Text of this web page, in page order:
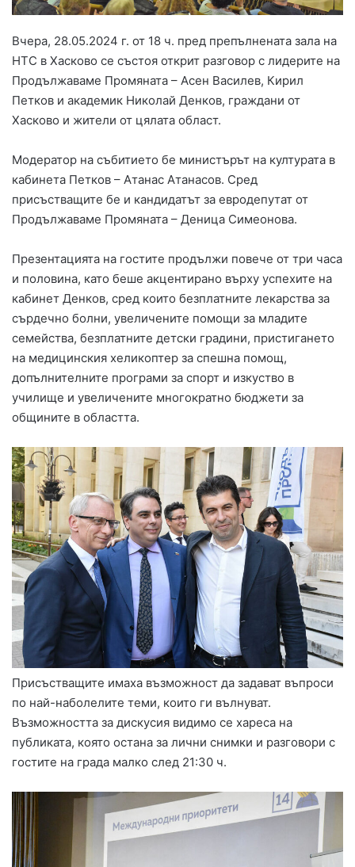
Вчера, 28.05.2024 г. от 18 ч. пред препълнената зала на
НТС в Хасково се състоя открит разговор с лидерите на
Продължаваме Промяната – Асен Василев, Кирил
Петков и академик Николай Денков, граждани от
Хасково и жители от цялата област.
Модератор на събитието бе министърът на културата в
кабинета Петков – Атанас Атанасов. Сред
присъстващите бе и кандидатът за евродепутат от
Продължаваме Промяната – Деница Симеонова.
Презентацията на гостите продължи повече от три часа
и половина, като беше акцентирано върху успехите на
кабинет Денков, сред които безплатните лекарства за
сърдечно болни, увеличените помощи за младите
семейства, безплатните детски градини, пристигането
на медицинския хеликоптер за спешна помощ,
допълнителните програми за спорт и изкуство в
училище и увеличените многократно бюджети за
общините в областта.
Присъстващите имаха възможност да задават въпроси
по най-наболелите теми, които ги вълнуват.
Възможността за дискусия видимо се хареса на
публиката, която остана за лични снимки и разговори с
гостите на града малко след 21:30 ч.